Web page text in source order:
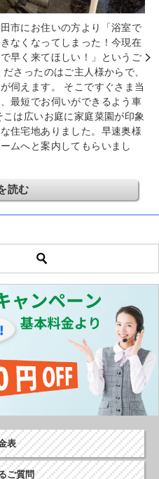
市にお住いの方より「浴室で
なくなってしまった！今現在
早く来てほしい！」というご
さったのはご主人様からで、
伺えます。 そこですぐさま当
最短でお伺いができるよう車
は広いお庭に家庭菜園が印象
住宅地ありました。早速奥様
ムへと案内してもらいまし
読む
表
ご質問